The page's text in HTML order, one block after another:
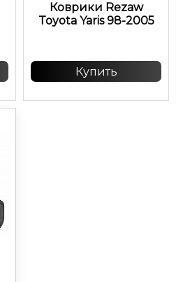
Коврики Rezaw
Toyota Yaris 98-2005
Купить